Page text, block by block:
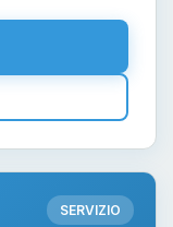
SERVIZIO